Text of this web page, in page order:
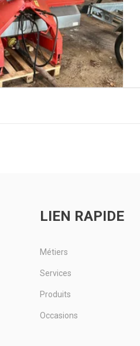
LIEN RAPIDE
Métiers
Services
Produits
Occasions